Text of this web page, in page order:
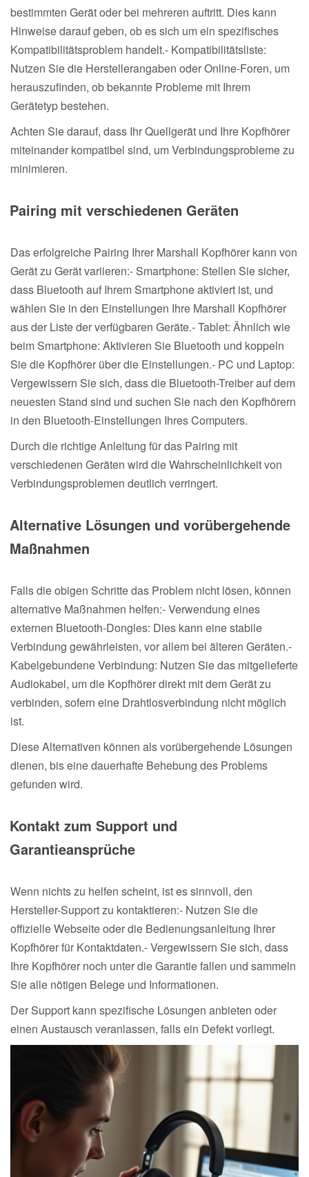
bestimmten Gerät oder bei mehreren auftritt. Dies kann
Hinweise darauf geben, ob es sich um ein spezifisches
Kompatibilitätsproblem handelt.- Kompatibilitätsliste:
Nutzen Sie die Herstellerangaben oder Online-Foren, um
herauszufinden, ob bekannte Probleme mit Ihrem
Gerätetyp bestehen.
Achten Sie darauf, dass Ihr Quellgerät und Ihre Kopfhörer
miteinander kompatibel sind, um Verbindungsprobleme zu
minimieren.
Pairing mit verschiedenen Geräten
Das erfolgreiche Pairing Ihrer Marshall Kopfhörer kann von
Gerät zu Gerät variieren:- Smartphone: Stellen Sie sicher,
dass Bluetooth auf Ihrem Smartphone aktiviert ist, und
wählen Sie in den Einstellungen Ihre Marshall Kopfhörer
aus der Liste der verfügbaren Geräte.- Tablet: Ähnlich wie
beim Smartphone: Aktivieren Sie Bluetooth und koppeln
Sie die Kopfhörer über die Einstellungen.- PC und Laptop:
Vergewissern Sie sich, dass die Bluetooth-Treiber auf dem
neuesten Stand sind und suchen Sie nach den Kopfhörern
in den Bluetooth-Einstellungen Ihres Computers.
Durch die richtige Anleitung für das Pairing mit
verschiedenen Geräten wird die Wahrscheinlichkeit von
Verbindungsproblemen deutlich verringert.
Alternative Lösungen und vorübergehende
Maßnahmen
Falls die obigen Schritte das Problem nicht lösen, können
alternative Maßnahmen helfen:- Verwendung eines
externen Bluetooth-Dongles: Dies kann eine stabile
Verbindung gewährleisten, vor allem bei älteren Geräten.-
Kabelgebundene Verbindung: Nutzen Sie das mitgelieferte
Audiokabel, um die Kopfhörer direkt mit dem Gerät zu
verbinden, sofern eine Drahtlosverbindung nicht möglich
ist.
Diese Alternativen können als vorübergehende Lösungen
dienen, bis eine dauerhafte Behebung des Problems
gefunden wird.
Kontakt zum Support und
Garantieansprüche
Wenn nichts zu helfen scheint, ist es sinnvoll, den
Hersteller-Support zu kontaktieren:- Nutzen Sie die
offizielle Webseite oder die Bedienungsanleitung Ihrer
Kopfhörer für Kontaktdaten.- Vergewissern Sie sich, dass
Ihre Kopfhörer noch unter die Garantie fallen und sammeln
Sie alle nötigen Belege und Informationen.
Der Support kann spezifische Lösungen anbieten oder
einen Austausch veranlassen, falls ein Defekt vorliegt.